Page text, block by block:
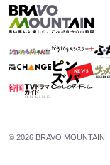
© 2026 BRAVO MOUNTAIN